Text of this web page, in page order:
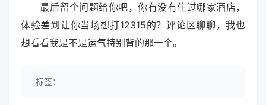
最后留个问题给你吧，你有没有住过哪家酒店，
体验差到让你当场想打12315的？评论区聊聊，我也
想看看我是不是运气特别背的那一个。
标签：